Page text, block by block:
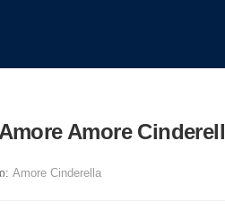
Amore
Amore Cinderella